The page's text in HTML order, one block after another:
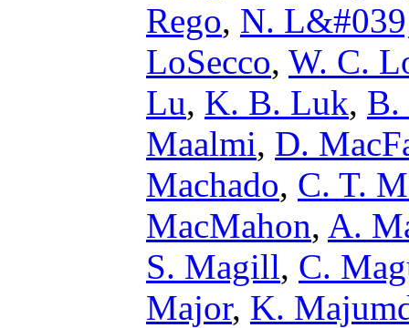
Rego, N.
LoSecco, W. C.
Lu, K. B. Luk, B.
Maalmi, D.
Machado, C. T.
MacMahon, A.
S. Magill, C.
Major, K.